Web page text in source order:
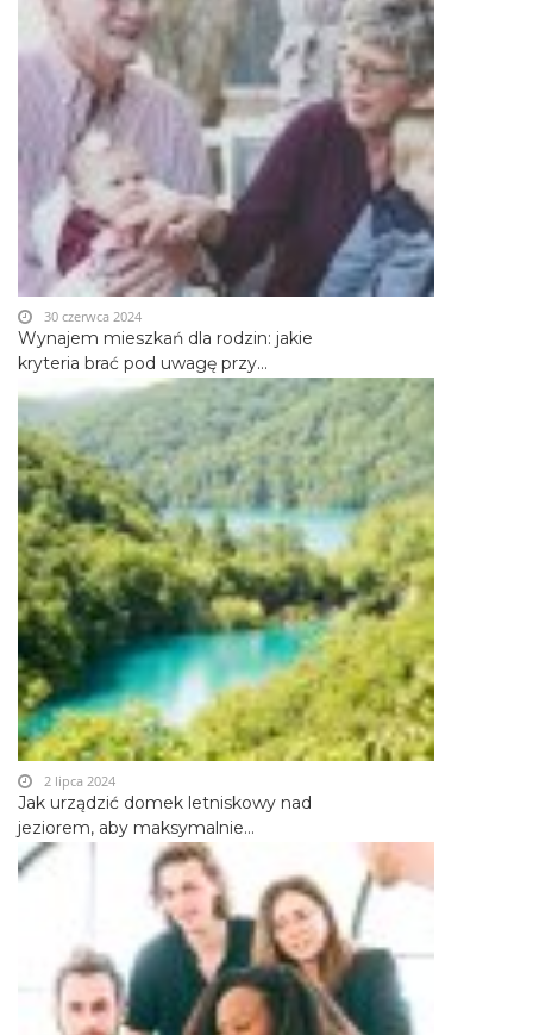
Wynajem mieszkań dla rodzin: jakie
kryteria brać pod uwagę przy...
30 czerwca 2024
Jak urządzić domek letniskowy nad
jeziorem, aby maksymalnie...
2 lipca 2024